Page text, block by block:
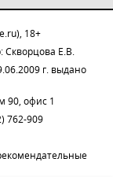
18+
Скворцова Е.В.
г. выдано
90, офис 1
762-909